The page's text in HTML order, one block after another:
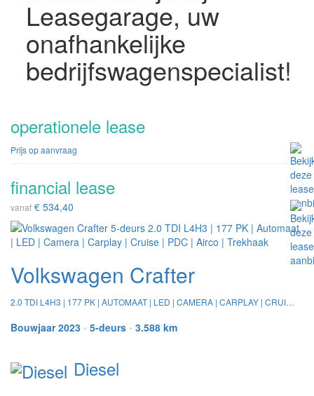
Leasegarage, uw
onafhankelijke
bedrijfswagenspecialist!
operationele lease
Prijs op aanvraag
financial lease
vanaf € 534,40
Volkswagen Crafter
2.0 TDI L4H3 | 177 PK | AUTOMAAT | LED | CAMERA | CARPLAY | CRUISE | PDC | AIRCO | TREKHAAK
Bouwjaar 2023 • 5-deurs • 3.588 km
Diesel